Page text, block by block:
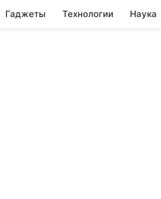
Гаджеты Технологии Наука